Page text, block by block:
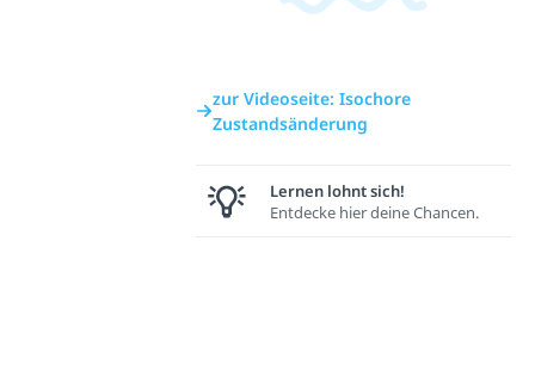
zur Videoseite: Isochore
Zustandsänderung
Lernen lohnt sich!
Entdecke hier deine Chancen.